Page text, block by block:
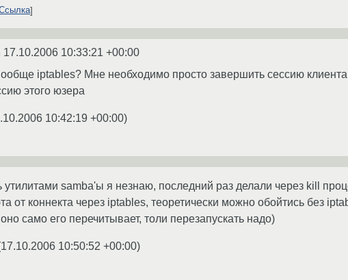
17.10.2006 10:33:21 +00:00
iptables? Мне необходимо просто завершить сессию
этого юзера
10:42:19 +00:00)
утилитами samba'ы я незнаю, последний раз делали через kill
от коннекта через iptables, теоретически можно обойтись без
само его перечитывает, толи перезапускать надо)
17.10.2006 10:50:52 +00:00)